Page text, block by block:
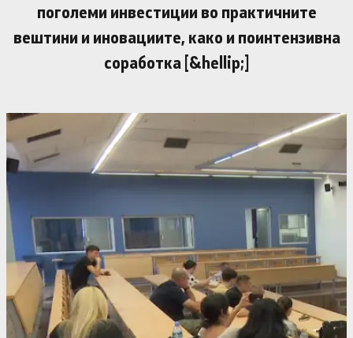
поголеми инвестиции во практичните
вештини и иновациите, како и поинтензивна
соработка [&hellip;]